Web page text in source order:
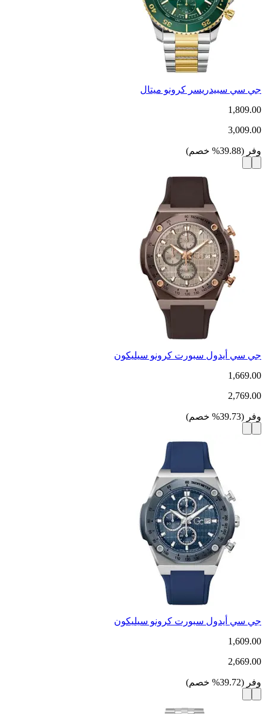
جي سي سبيدريسر كرونو ميتال
1,809.00
3,009.00
وفر (
39.88
% خصم)
جي سي أيدول سبورت كرونو سيليكون
1,669.00
2,769.00
وفر (
39.73
% خصم)
جي سي أيدول سبورت كرونو سيليكون
1,609.00
2,669.00
وفر (
39.72
% خصم)